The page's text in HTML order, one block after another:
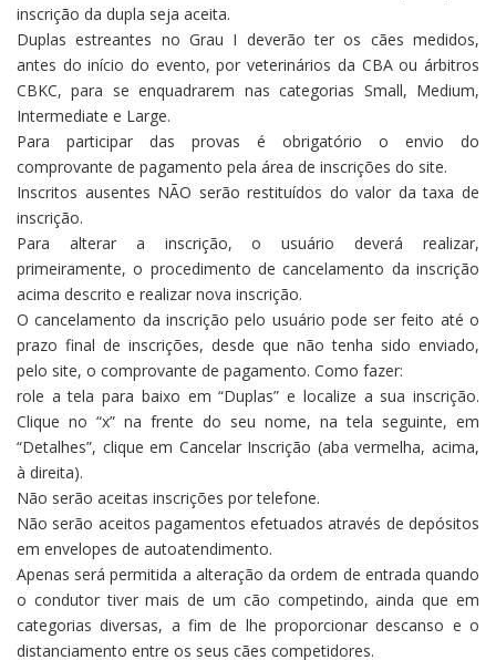
inscrição da dupla seja aceita.
Duplas estreantes no Grau I deverão ter os cães medidos,
antes do início do evento, por veterinários da CBA ou árbitros
CBKC, para se enquadrarem nas categorias Small, Medium,
Intermediate e Large.
Para participar das provas é obrigatório o envio do
comprovante de pagamento pela área de inscrições do site.
Inscritos ausentes NÃO serão restituídos do valor da taxa de
inscrição.
Para alterar a inscrição, o usuário deverá realizar,
primeiramente, o procedimento de cancelamento da inscrição
acima descrito e realizar nova inscrição.
O cancelamento da inscrição pelo usuário pode ser feito até o
prazo final de inscrições, desde que não tenha sido enviado,
pelo site, o comprovante de pagamento. Como fazer:
role a tela para baixo em “Duplas” e localize a sua inscrição.
Clique no “x” na frente do seu nome, na tela seguinte, em
“Detalhes”, clique em Cancelar Inscrição (aba vermelha, acima,
à direita).
Não serão aceitas inscrições por telefone.
Não serão aceitos pagamentos efetuados através de depósitos
em envelopes de autoatendimento.
Apenas será permitida a alteração da ordem de entrada quando
o condutor tiver mais de um cão competindo, ainda que em
categorias diversas, a fim de lhe proporcionar descanso e o
distanciamento entre os seus cães competidores.